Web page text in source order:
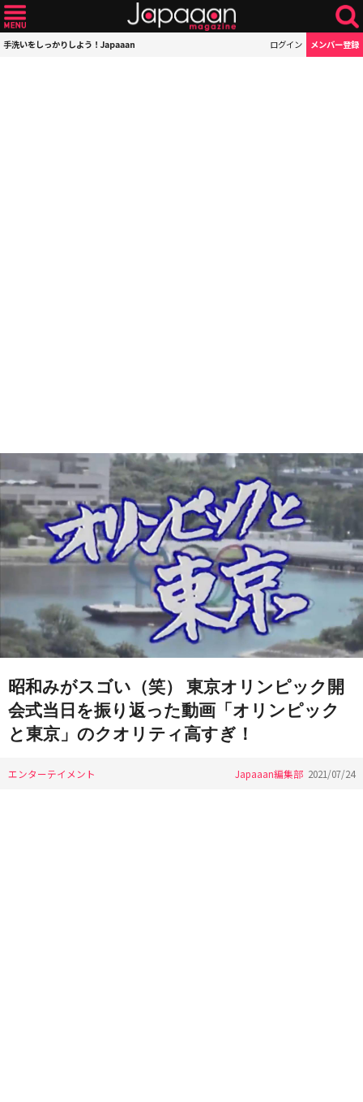
手洗いをしっかりしよう！Japaaan ログイン メンバー登録
昭和みがスゴい（笑） 東京オリンピック開
会式当日を振り返った動画「オリンピック
と東京」のクオリティ高すぎ！
エンターテイメント Japaaan編集部 2021/07/24